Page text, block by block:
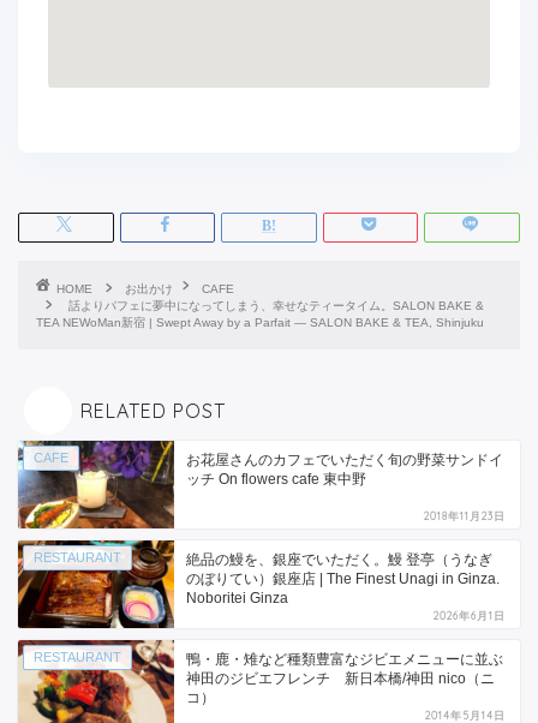
HOME お出かけ
CAFE
話よりパフェに夢中になってしまう、幸せなティータイム。SALON BAKE &
TEA NEWoMan新宿 | Swept Away by a Parfait — SALON BAKE & TEA, Shinjuku
RELATED POST
CAFE
お花屋さんのカフェでいただく旬の野菜サンドイ
ッチ On flowers cafe 東中野
2018年11月23日
RESTAURANT
絶品の鰻を、銀座でいただく。鰻 登亭（うなぎ
のぼりてい）銀座店 | The Finest Unagi in Ginza.
Noboritei Ginza
2026年6月1日
RESTAURANT
鴨・鹿・雉など種類豊富なジビエメニューに並ぶ
神田のジビエフレンチ 新日本橋/神田 nico（ニ
コ）
2014年5月14日